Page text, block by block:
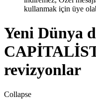
kullanmak için üye
Yeni Dünya
revizyonlar
Collapse